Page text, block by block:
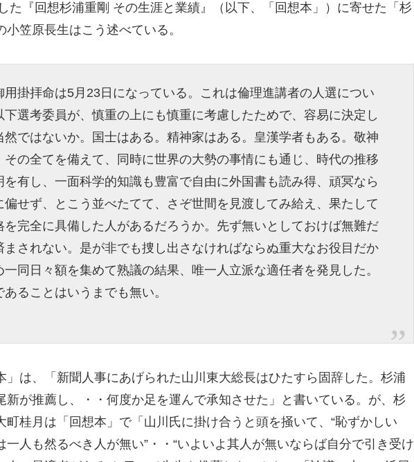
た『回想杉浦重剛 その生涯と業績』（以下、「回想本」）に寄せた「杉
笠原長生はこう述べている。
用掛拝命は5月23日になっている。これは倫理進講者の人選につい
下選考委員が、慎重の上にも慎重に考慮したためで、容易に決定し
然ではないか。国士はある。精神家はある。皇漢学者もある。敬神
その全てを備えて、同時に世界の大勢の事情にも通じ、時代の推移
を有し、一面科学的知識も豊富で自由に外国書も読み得、頑冥なら
偏せず、とこう並べたてて、さぞ世間を見渡してみ給え、果たして
を完全に具備した人があるだろうか。先ず無いとしておけば無難だ
まされない。是が非でも捜し出さなければならぬ重大なお役目だか
一同日々額を集めて熟議の結果、唯一人立派な適任者を発見した。
ることはいうまでも無い。
」は、「新聞人事にあげられた山川東大総長はひたすら固辞した。杉浦
新が推薦し、・・何度か足を運んで承知させた」と書いている。が、杉
町桂月は「回想本」で「山川氏に掛け合うと頭を掻いて、“恥ずかしい
一人も然るべき人が無い”・・“いよいよ其人が無いならば自分で引き受け